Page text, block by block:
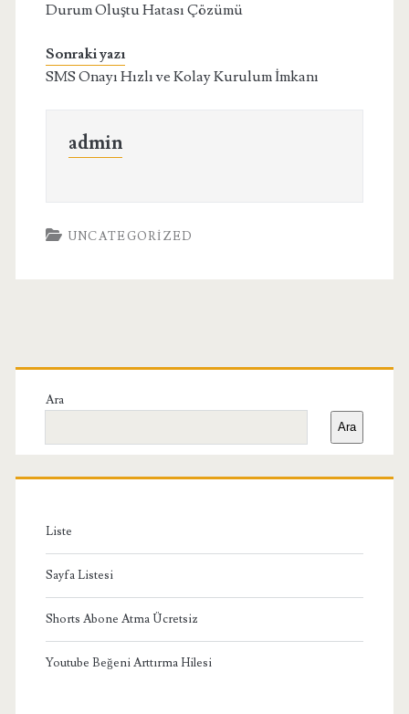
Durum Oluştu Hatası Çözümü
Sonraki yazı
SMS Onayı Hızlı ve Kolay Kurulum İmkanı
admin
UNCATEGORIZED
Birincil
Yan
Menü
Ara
Ara
Liste
Sayfa Listesi
Shorts Abone Atma Ücretsiz
Youtube Beğeni Arttırma Hilesi